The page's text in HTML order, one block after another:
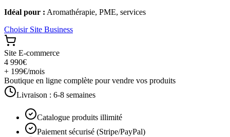
Idéal pour : Aromathérapie, PME, services
Choisir Site Business
Site E-commerce
4 990€
+ 199€/mois
Boutique en ligne complète pour vendre vos produits
Livraison : 6-8 semaines
Catalogue produits illimité
Paiement sécurisé (Stripe/PayPal)